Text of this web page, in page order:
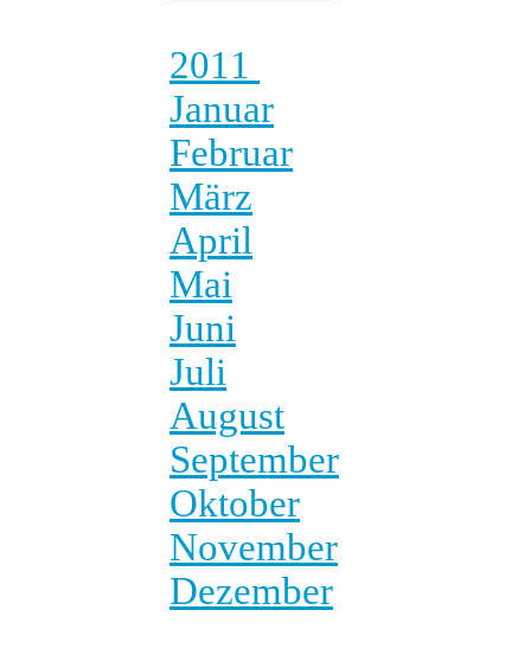
2011
Januar
Februar
März
April
Mai
Juni
Juli
August
September
Oktober
November
Dezember